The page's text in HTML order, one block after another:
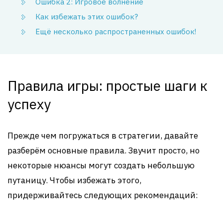
Как избежать этих ошибок?
Ещё несколько распространенных ошибок!
Правила игры: простые шаги к
успеху
Прежде чем погружаться в стратегии, давайте
разберём основные правила. Звучит просто, но
некоторые нюансы могут создать небольшую
путаницу. Чтобы избежать этого,
придерживайтесь следующих рекомендаций: